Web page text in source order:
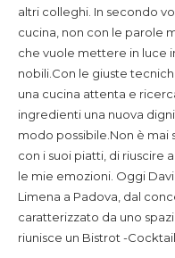
altri colleghi. In secondo
cucina, non con le parole
che vuole mettere in luce
nobili.Con le giuste
una cucina attenta e
ingredienti una nuova
modo possibile.Non è mai
con i suoi piatti, di riuscire
le mie emozioni. Oggi
Limena a Padova, dal
caratterizzato da uno
riunisce un Bistrot -